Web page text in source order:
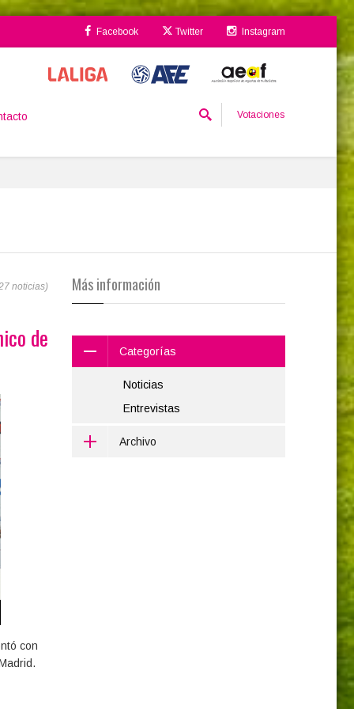
Facebook Twitter Instagram
Votaciones
noticias)
de
con
Más información
Categorías
Noticias
Entrevistas
Archivo